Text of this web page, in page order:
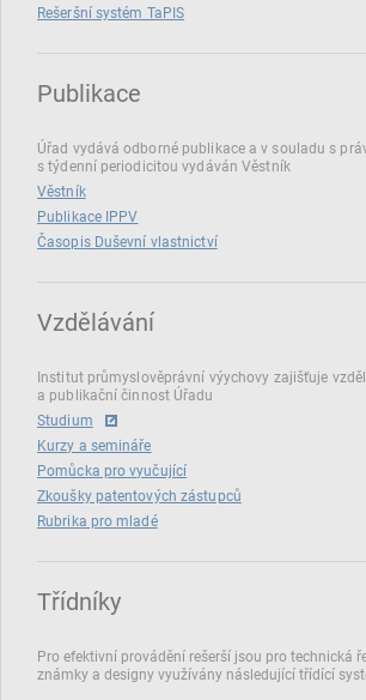
Rešeršní systém TaPIS
Publikace
Úřad vydává odborné publikace a v souladu s
s týdenní periodicitou vydáván Věstník
Věstník
Publikace IPPV
Časopis Duševní vlastnictví
Vzdělávání
Institut průmyslověprávní výychovy zajišťuje
a publikační činnost Úřadu
Studium
Kurzy a semináře
Pomůcka pro vyučující
Zkoušky patentových zástupců
Rubrika pro mladé
Třídníky
Pro efektivní provádění rešerší jsou pro technická
známky a designy využívány následující třídící